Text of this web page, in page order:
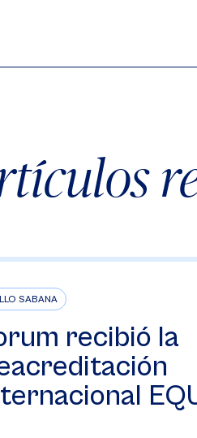
SABANA
recibió la